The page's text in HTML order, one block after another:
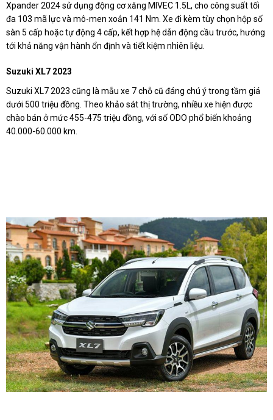
Xpander 2024 sử dụng động cơ xăng MIVEC 1.5L, cho công suất tối
đa 103 mã lực và mô-men xoắn 141 Nm. Xe đi kèm tùy chọn hộp số
sàn 5 cấp hoặc tự động 4 cấp, kết hợp hệ dẫn động cầu trước, hướng
tới khả năng vận hành ổn định và tiết kiệm nhiên liệu.
Suzuki XL7 2023
Suzuki XL7 2023 cũng là mẫu xe 7 chỗ cũ đáng chú ý trong tầm giá
dưới 500 triệu đồng. Theo khảo sát thị trường, nhiều xe hiện được
chào bán ở mức 455-475 triệu đồng, với số ODO phổ biến khoảng
40.000-60.000 km.